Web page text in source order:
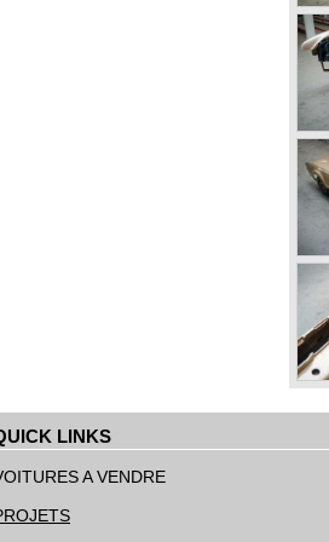
LINKS
A VENDRE